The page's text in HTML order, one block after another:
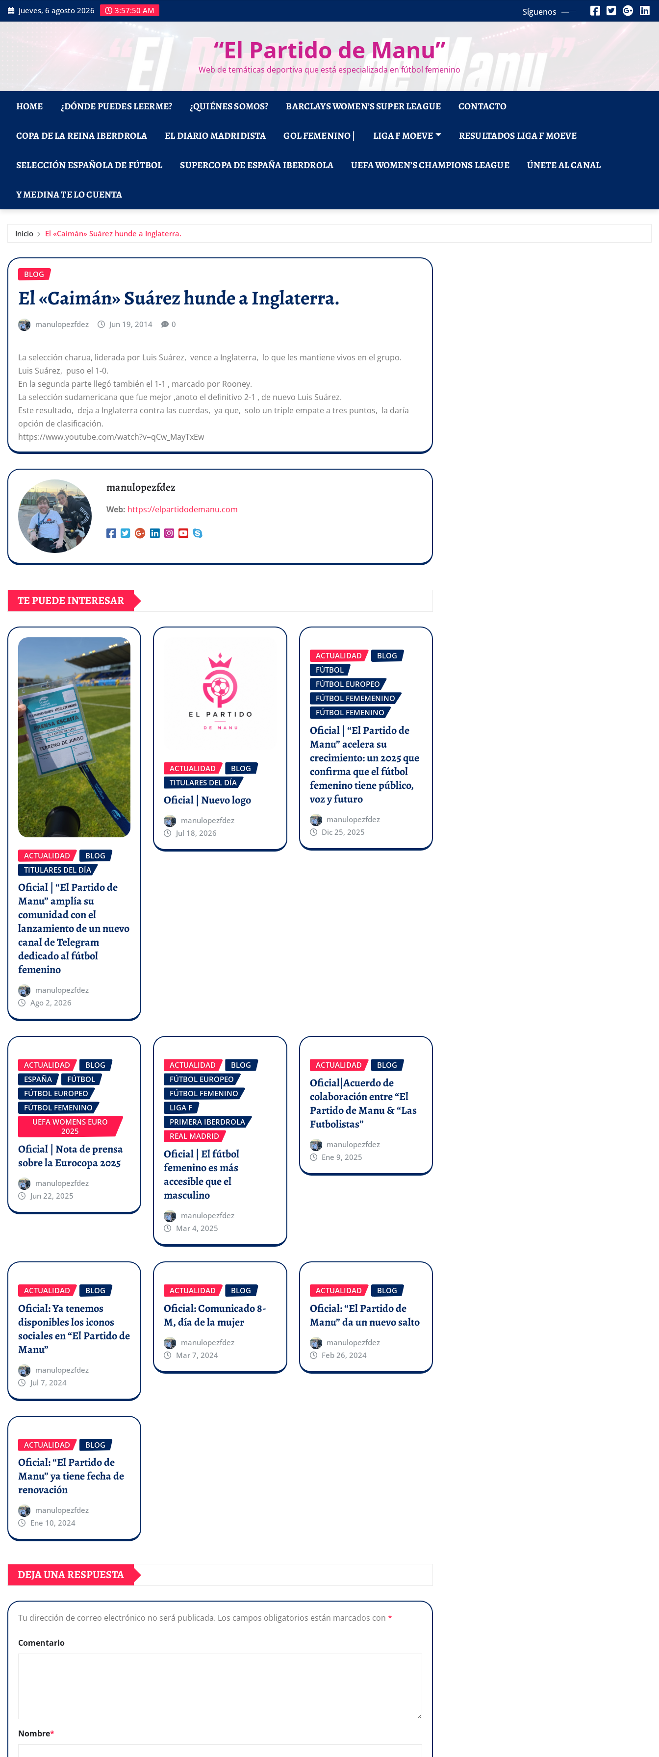
Saltar
al
jueves, 6 agosto 2026 3:57:51 AM Síguenos
“El Partido de Manu”
Web de temáticas deportiva que está especializada en fútbol femenino
HOME ¿DÓNDE PUEDES LEERME? ¿QUIÉNES SOMOS? BARCLAYS WOMEN’S SUPER LEAGUE CONTACTO
COPA DE LA REINA IBERDROLA EL DIARIO MADRIDISTA GOL FEMENINO | LIGA F MOEVE RESULTADOS LIGA F MOEVE
SELECCIÓN ESPAÑOLA DE FÚTBOL SUPERCOPA DE ESPAÑA IBERDROLA UEFA WOMEN’S CHAMPIONS LEAGUE ÚNETE AL CANAL
Y MEDINA TE LO CUENTA
Inicio El «Caimán» Suárez hunde a Inglaterra.
BLOG
El «Caimán» Suárez hunde a Inglaterra.
manulopezfdez Jun 19, 2014 0
La selección charua, liderada por Luis Suárez, vence a Inglaterra, lo que les mantiene vivos en el grupo.
Luis Suárez, puso el 1-0.
En la segunda parte llegó también el 1-1 , marcado por Rooney.
La selección sudamericana que fue mejor ,anoto el definitivo 2-1 , de nuevo Luis Suárez.
Este resultado, deja a Inglaterra contra las cuerdas, ya que, solo un triple empate a tres puntos, la daría
opción de clasificación.
https://www.youtube.com/watch?v=qCw_MayTxEw
manulopezfdez
Web: https://elpartidodemanu.com
TE PUEDE INTERESAR
ACTUALIDAD
BLOG
TITULARES DEL DÍA
Oficial | “El Partido de
Manu” amplía su
comunidad con el
lanzamiento de un nuevo
canal de Telegram
dedicado al fútbol
femenino
manulopezfdez
Ago 2, 2026
ACTUALIDAD
BLOG
TITULARES DEL DÍA
Oficial | Nuevo logo
manulopezfdez
Jul 18, 2026
ACTUALIDAD
BLOG
FÚTBOL
FÚTBOL EUROPEO
FÚTBOL FEMEMENINO
FÚTBOL FEMENINO
Oficial | “El Partido de
Manu” acelera su
crecimiento: un 2025 que
confirma que el fútbol
femenino tiene público,
voz y futuro
manulopezfdez
Dic 25, 2025
ACTUALIDAD
BLOG
ESPAÑA
FÚTBOL
FÚTBOL EUROPEO
FÚTBOL FEMENINO
UEFA WOMENS EURO
2025
Oficial | Nota de prensa
sobre la Eurocopa 2025
manulopezfdez
Jun 22, 2025
ACTUALIDAD
BLOG
FÚTBOL EUROPEO
FÚTBOL FEMENINO
LIGA F
PRIMERA IBERDROLA
REAL MADRID
Oficial | El fútbol
femenino es más
accesible que el
masculino
manulopezfdez
Mar 4, 2025
ACTUALIDAD BLOG
Oficial|Acuerdo de
colaboración entre “El
Partido de Manu & “Las
Futbolistas”
manulopezfdez
Ene 9, 2025
ACTUALIDAD BLOG
Oficial: Ya tenemos
disponibles los iconos
sociales en “El Partido de
Manu”
manulopezfdez
Jul 7, 2024
ACTUALIDAD BLOG
Oficial: Comunicado 8-
M, día de la mujer
manulopezfdez
Mar 7, 2024
ACTUALIDAD BLOG
Oficial: “El Partido de
Manu” da un nuevo salto
manulopezfdez
Feb 26, 2024
ACTUALIDAD BLOG
Oficial: “El Partido de
Manu” ya tiene fecha de
renovación
manulopezfdez
Ene 10, 2024
DEJA UNA RESPUESTA
Tu dirección de correo electrónico no será publicada. Los campos obligatorios están marcados con *
Comentario
Nombre*